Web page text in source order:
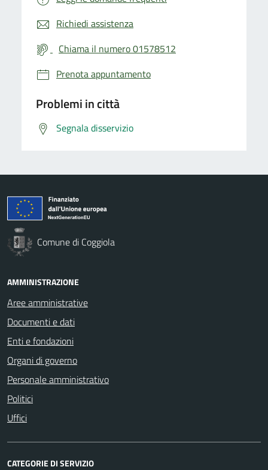
Richiedi assistenza
Chiama il numero 01578512
Prenota appuntamento
Problemi in città
Segnala disservizio
Comune di Coggiola
AMMINISTRAZIONE
Aree amministrative
Documenti e dati
Enti e fondazioni
Organi di governo
Personale amministrativo
Politici
Uffici
CATEGORIE DI SERVIZIO